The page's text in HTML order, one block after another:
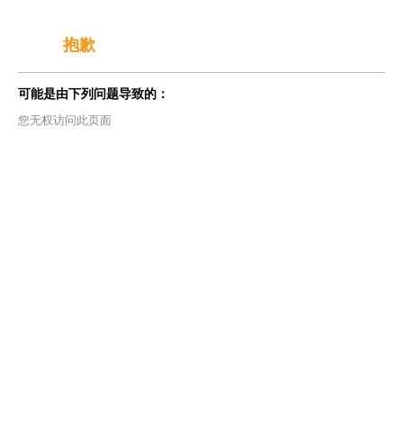
抱歉
可能是由下列问题导致的：
您无权访问此页面